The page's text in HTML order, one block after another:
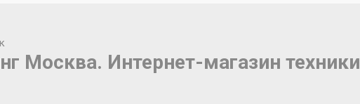
Москва. Интернет-магазин техники